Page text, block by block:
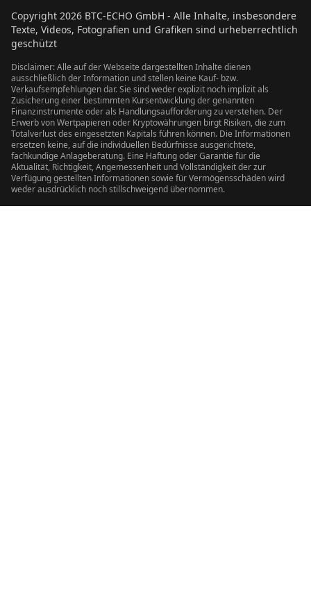
Copyright 2026 BTC-ECHO GmbH - Alle Inhalte, insbesondere
Texte, Videos, Fotografien und Grafiken sind urheberrechtlich
geschützt
Disclaimer: Alle auf der Webseite dargestellten Inhalte dienen
ausschließlich der Information und stellen keine Kauf- bzw.
Verkaufsempfehlungen dar. Sie sind weder explizit noch implizit als
Zusicherung einer bestimmten Kursentwicklung der genannten
Finanzinstrumente oder als Handlungsaufforderung zu verstehen. Der
Erwerb von Wertpapieren oder Kryptowährungen birgt Risiken, die zum
Totalverlust des eingesetzten Kapitals führen können. Die Informationen
ersetzen keine, auf die individuellen Bedürfnisse ausgerichtete,
fachkundige Anlageberatung. Eine Haftung oder Garantie für die
Aktualität, Richtigkeit, Angemessenheit und Vollständigkeit der zur
Verfügung gestellten Informationen sowie für Vermögensschäden wird
weder ausdrücklich noch stillschweigend übernommen.